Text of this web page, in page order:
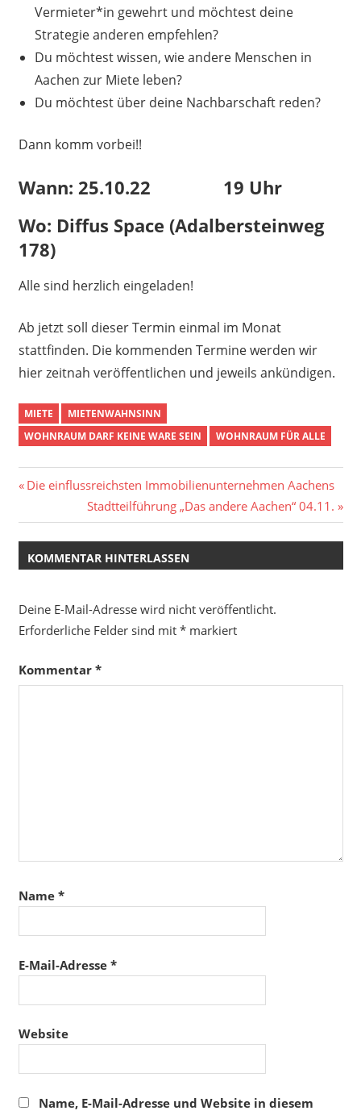
Vermieter*in gewehrt und möchtest deine
Strategie anderen empfehlen?
Du möchtest wissen, wie andere Menschen in
Aachen zur Miete leben?
Du möchtest über deine Nachbarschaft reden?
Dann komm vorbei!!
Wann: 25.10.22 19 Uhr
Wo: Diffus Space (Adalbersteinweg
178)
Alle sind herzlich eingeladen!
Ab jetzt soll dieser Termin einmal im Monat
stattfinden. Die kommenden Termine werden wir
hier zeitnah veröffentlichen und jeweils ankündigen.
MIETE
MIETENWAHNSINN
WOHNRAUM DARF KEINE WARE SEIN
WOHNRAUM FÜR ALLE
Beitragsnavigation
Vorheriger
Die einflussreichsten Immobilienunternehmen Aachens
Nächster
Beitrag:
Stadtteilführung „Das andere Aachen“ 04.11.
KOMMENTAR HINTERLASSEN
Deine E-Mail-Adresse wird nicht veröffentlicht.
Erforderliche Felder sind mit *markiert
Kommentar *
Name *
E-Mail-Adresse *
Website
Name, E-Mail-Adresse und Website in diesem